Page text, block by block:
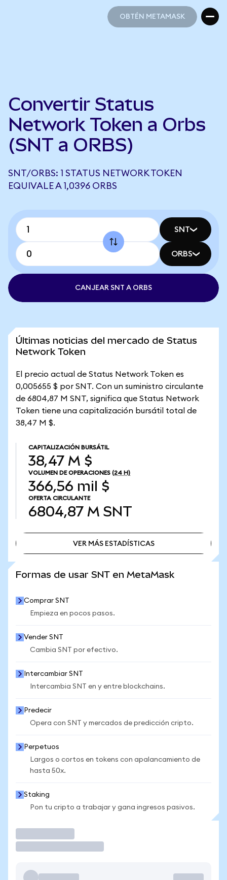
OBTÉN METAMASK
Convertir Status
Network Token a Orbs
(SNT a ORBS)
SNT/ORBS: 1 STATUS NETWORK TOKEN
EQUIVALE A 1,0396 ORBS
SNT
ORBS
CANJEAR SNT A ORBS
Últimas noticias del mercado de Status
Network Token
El precio actual de Status Network Token es
0,005655 $ por SNT. Con un suministro circulante
de 6804,87 M SNT, significa que Status Network
Token tiene una capitalización bursátil total de
38,47 M $.
CAPITALIZACIÓN BURSÁTIL
38,47 M $
VOLUMEN DE OPERACIONES (24 H)
366,56 mil $
OFERTA CIRCULANTE
6804,87 M SNT
VER MÁS ESTADÍSTICAS
Formas de usar SNT en MetaMask
Comprar SNT
Empieza en pocos pasos.
Vender SNT
Cambia SNT por efectivo.
Intercambiar SNT
Intercambia SNT en y entre blockchains.
Predecir
Opera con SNT y mercados de predicción cripto.
Perpetuos
Largos o cortos en tokens con apalancamiento de
hasta 50x.
Staking
Pon tu cripto a trabajar y gana ingresos pasivos.